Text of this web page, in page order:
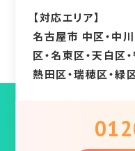
【対応エリア】
名古屋市 中区・中川
区・名東区・天白区
熱田区・瑞穂区・緑